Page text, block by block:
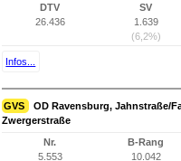
DTV
26.436
SV
1.639
(6,2%)
Infos...
GVS
OD Ravensburg, Jahnstraße/
Zwergerstraße
Nr.
5.553
B-Rang
10.042